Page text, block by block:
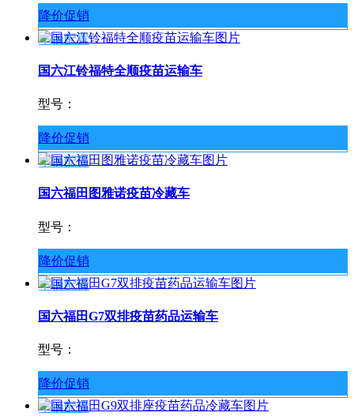
降价促销
车辆配置
国六江铃福特全顺疫苗运输车
型号：
降价促销
车辆配置
国六福田图雅诺疫苗冷藏车
型号：
降价促销
车辆配置
国六福田G7双排疫苗药品运输车
型号：
降价促销
车辆配置